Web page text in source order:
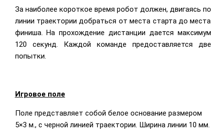
За наиболее короткое время робот должен, двигаясь по
линии траектории добраться от места старта до места
финиша. На прохождение дистанции дается максимум
120 секунд. Каждой команде предоставляется две
попытки.
Игровое поле
Поле представляет собой белое основание размером
5×3 м., с черной линией траектории. Ширина линии 10 мм.